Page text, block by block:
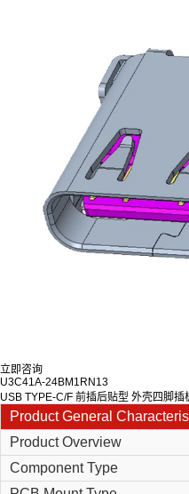
立即咨询
U3C41A-24BM1RN13
USB TYPE-C/F 前插后贴型 外壳四脚插
Product General
Product Overview
Component Type